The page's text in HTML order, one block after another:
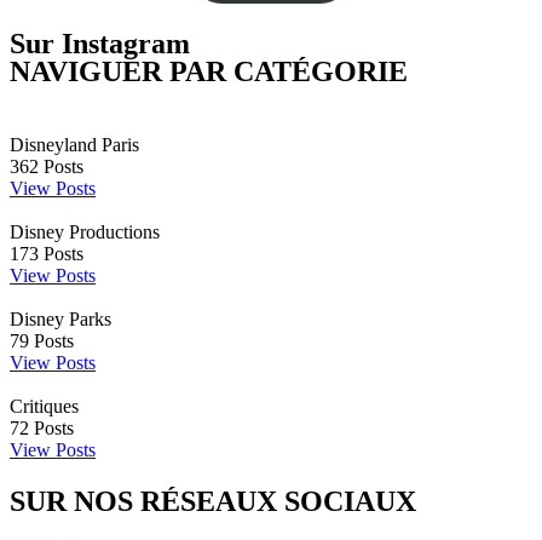
Sur Instagram
NAVIGUER PAR CATÉGORIE
Disneyland Paris
362 Posts
View Posts
Disney Productions
173 Posts
View Posts
Disney Parks
79 Posts
View Posts
Critiques
72 Posts
View Posts
SUR NOS RÉSEAUX SOCIAUX